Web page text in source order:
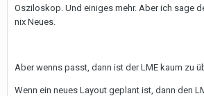
Osziloskop. Und einiges mehr. Aber ich sage
nix Neues.
Aber wenns passt, dann ist der LME kaum zu
Wenn ein neues Layout geplant ist, dann den